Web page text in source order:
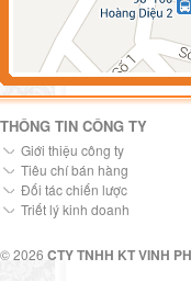
THÔNG TIN CÔNG TY
Giới thiệu công ty
Tiêu chí bán hàng
Đối tác chiến lược
Triết lý kinh doanh
© 2026 CTY TNHH KT VINH